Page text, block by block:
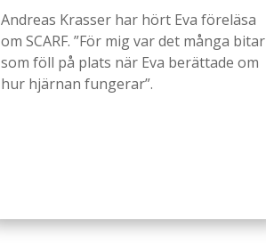
Andreas Krasser har hört Eva föreläsa
om SCARF. ”För mig var det många bitar
som föll på plats när Eva berättade om
hur hjärnan fungerar”.